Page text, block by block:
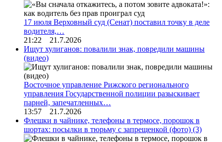
17 июля Верховный суд (Сенат) поставил точку в деле
водителя,…
21:22 21.7.2026
Ищут хулиганов: повалили знак, повредили машины
(видео)
Восточное управление Рижского регионального
управления Государственной полиции разыскивает
парней, запечатленных…
13:57 21.7.2026
Флешки в чайнике, телефоны в термосе, порошок в
шортах: посылки в тюрьму с запрещенкой (фото) (3)